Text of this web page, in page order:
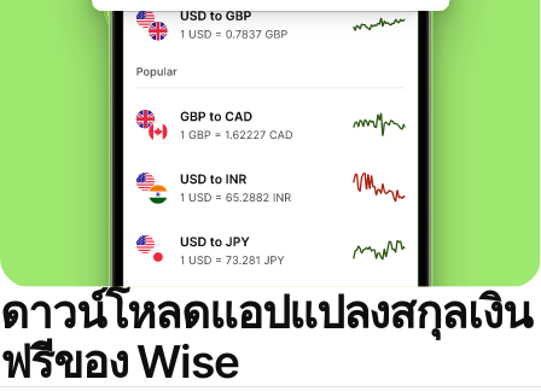
ดาวน์โหลดแอปแปลงสกุลเงิน
ฟรีของ Wise